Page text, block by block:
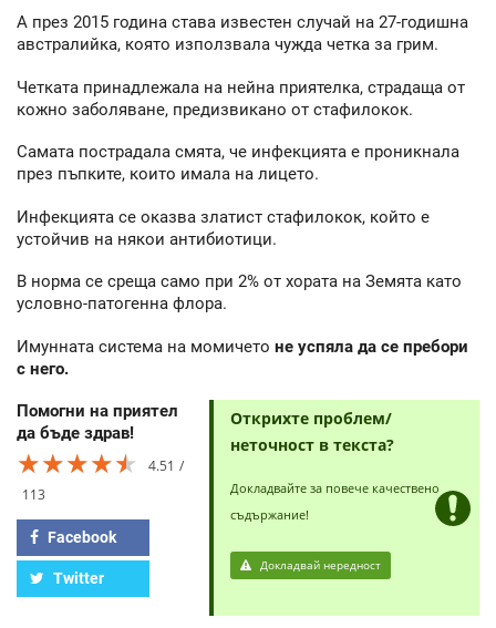
А през 2015 година става известен случай на 27-годишна
австралийка, която използвала чужда четка за грим.
Четката принадлежала на нейна приятелка, страдаща от
кожно заболяване, предизвикано от стафилокок.
Самата пострадала смята, че инфекцията е проникнала
през пъпките, които имала на лицето.
Инфекцията се оказва златист стафилокок, който е
устойчив на някои антибиотици.
В норма се среща само при 2% от хората на Земята като
условно-патогенна флора.
Имунната система на момичето не успяла да се пребори
с него.
Помогни на приятел
да бъде здрав!
★★★★★
★★★★★
★★★★★
4.51
113
Facebook
Twitter
Открихте проблем/
неточност в текста?
Докладвайте за повече качествено
съдържание!
Докладвай нередност